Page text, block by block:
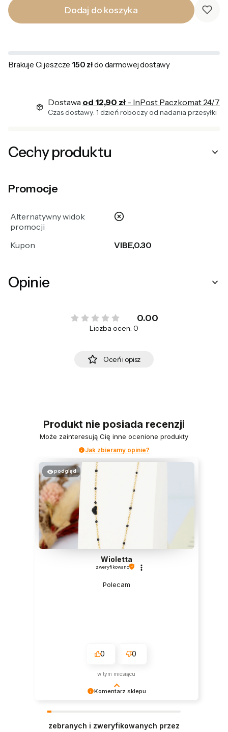
Dodaj do koszyka
Brakuje Ci jeszcze 150 złdo darmowej dostawy
Dostawa od 12,90 zł - InPost Paczkomat 24/7
Czas dostawy: 1 dzień roboczy od nadania przesyłki
Cechy produktu
Promocje
Alternatywny widok
promocji
nie
Kupon VIBE,0.30
Opinie
0.00
Liczba ocen: 0
Oceń i opisz
Produkt nie posiada recenzji
Może zainteresują Cię inne ocenione produkty
Jak zbieramy opinie?
Komentarz sklepu
doświadczeniem. Jesteśmy szczęśliwi, że mamy
podgląd
Wioletta
zweryfikowano
Polecam
0 0
w tym miesiącu
zebranych i zweryfikowanych przez